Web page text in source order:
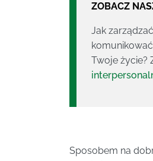
ZOBACZ
Jak
Twoje życie?
Sposobem na